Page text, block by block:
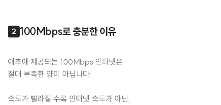
2 100Mbps로 충분한 이유
애초에 제공되는 100Mbps 인터넷은
절대 부족한 양이 아닙니다!
속도가 빨라질 수록 인터넷 속도가 아닌,